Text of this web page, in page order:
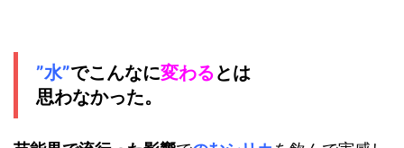
”水”でこんなに変わるとは
思わなかった。